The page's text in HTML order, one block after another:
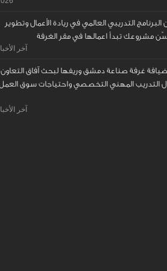
البرنامج التدريبي العالمي في ريادة الأعمال وتطوير
مشروعك تبدأ اعمالها في مقر الغرفة
آخر
غرفة صناعة دمشق وريفها لبحث آفاق التعاون
التدريب المهني التخصصي واحتياجات سوق
آخر